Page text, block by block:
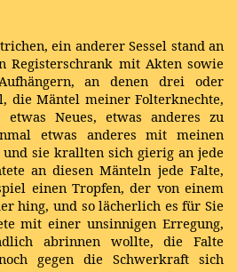
ein anderer Sessel stand an
Registerschrank mit Akten sowie
an denen drei oder
die Mäntel meiner Folterknechte,
Neues, etwas anderes zu
etwas anderes mit meinen
und sie krallten sich gierig an jede
an diesen Mänteln jede Falte,
einen Tropfen, der von einem
hing, und so lächerlich es für Sie
mit einer unsinnigen Erregung,
abrinnen wollte, die Falte
gegen die Schwerkraft sich